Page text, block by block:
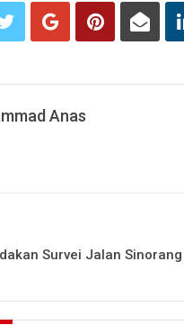
Anas
Survei Jalan Sinorang